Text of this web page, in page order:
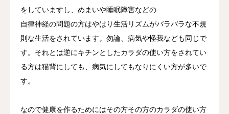
をしていますし、めまいや睡眠障害などの
自律神経の問題の方はやはり生活リズムがバラバラな不規
則な生活をされています。勿論、病気や怪我なども同じで
す。それとは逆にキチンとしたカラダの使い方をされてい
る方は猫背にしても、病気にしてもなりにくい方が多いで
す。
なので健康を作るためにはその方その方のカラダの使い方